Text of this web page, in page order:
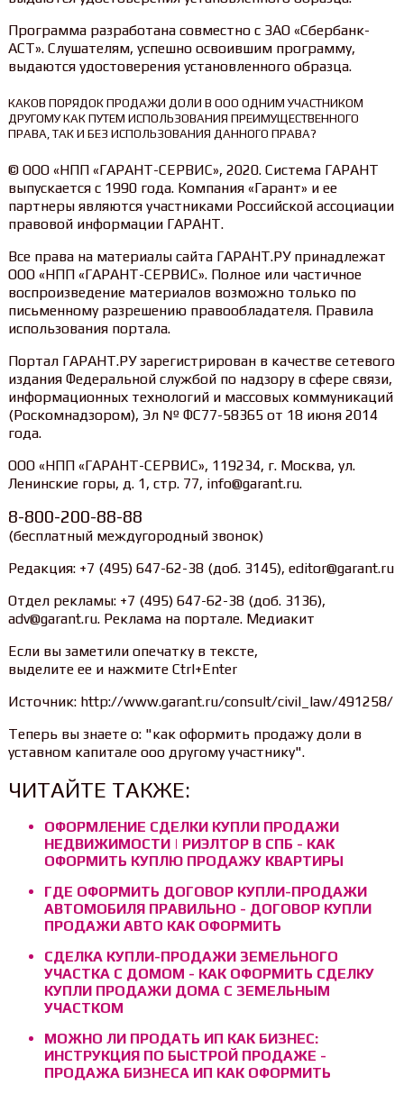
Программа разработана совместно с ЗАО «Сбербанк-
АСТ». Слушателям, успешно освоившим программу,
выдаются удостоверения установленного образца.
КАКОВ ПОРЯДОК ПРОДАЖИ ДОЛИ В ООО ОДНИМ УЧАСТНИКОМ
ДРУГОМУ КАК ПУТЕМ ИСПОЛЬЗОВАНИЯ ПРЕИМУЩЕСТВЕННОГО
ПРАВА, ТАК И БЕЗ ИСПОЛЬЗОВАНИЯ ДАННОГО ПРАВА?
© ООО «НПП «ГАРАНТ-СЕРВИС», 2020. Система ГАРАНТ
выпускается с 1990 года. Компания «Гарант» и ее
партнеры являются участниками Российской ассоциации
правовой информации ГАРАНТ.
Все права на материалы сайта ГАРАНТ.РУ принадлежат
ООО «НПП «ГАРАНТ-СЕРВИС». Полное или частичное
воспроизведение материалов возможно только по
письменному разрешению правообладателя. Правила
использования портала.
Портал ГАРАНТ.РУ зарегистрирован в качестве сетевого
издания Федеральной службой по надзору в сфере связи,
информационных технологий и массовых коммуникаций
(Роскомнадзором), Эл № ФС77-58365 от 18 июня 2014
года.
ООО «НПП «ГАРАНТ-СЕРВИС», 119234, г. Москва, ул.
Ленинские горы, д. 1, стр. 77, info@garant.ru.
8-800-200-88-88
(бесплатный междугородный звонок)
Редакция: +7 (495) 647-62-38 (доб. 3145), editor@garant.ru
Отдел рекламы: +7 (495) 647-62-38 (доб. 3136),
adv@garant.ru. Реклама на портале. Медиакит
Если вы заметили опечатку в тексте,
выделите ее и нажмите Ctrl+Enter
Источник: http://www.garant.ru/consult/civil_law/491258/
Теперь вы знаете о: "как оформить продажу доли в
уставном капитале ооо другому участнику".
ЧИТАЙТЕ ТАКЖЕ:
ОФОРМЛЕНИЕ СДЕЛКИ КУПЛИ ПРОДАЖИ
НЕДВИЖИМОСТИ | РИЭЛТОР В СПБ - КАК
ОФОРМИТЬ КУПЛЮ ПРОДАЖУ КВАРТИРЫ
ГДЕ ОФОРМИТЬ ДОГОВОР КУПЛИ-ПРОДАЖИ
АВТОМОБИЛЯ ПРАВИЛЬНО - ДОГОВОР КУПЛИ
ПРОДАЖИ АВТО КАК ОФОРМИТЬ
СДЕЛКА КУПЛИ-ПРОДАЖИ ЗЕМЕЛЬНОГО
УЧАСТКА С ДОМОМ - КАК ОФОРМИТЬ СДЕЛКУ
КУПЛИ ПРОДАЖИ ДОМА С ЗЕМЕЛЬНЫМ
УЧАСТКОМ
МОЖНО ЛИ ПРОДАТЬ ИП КАК БИЗНЕС:
ИНСТРУКЦИЯ ПО БЫСТРОЙ ПРОДАЖЕ -
ПРОДАЖА БИЗНЕСА ИП КАК ОФОРМИТЬ